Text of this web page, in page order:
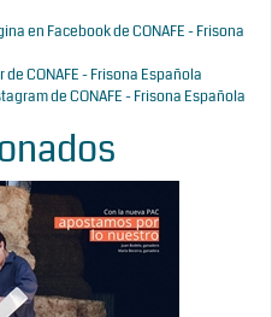
en Facebook de CONAFE - Frisona
CONAFE - Frisona Española
de CONAFE - Frisona Española